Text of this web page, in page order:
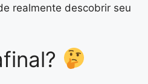
realmente descobrir seu